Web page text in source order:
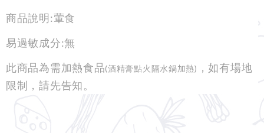
商品說明:葷食
易過敏成分:無
此商品為需加熱食品(酒精膏點火隔水鍋加熱) ，如有場地
限制，請先告知。